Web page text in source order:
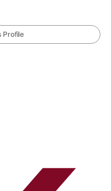
Profile